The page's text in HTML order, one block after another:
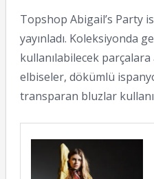
Topshop Abigail’s Party
yayınladı. Koleksiyonda
kullanılabilecek parçalara
elbiseler, dökümlü
transparan bluzlar